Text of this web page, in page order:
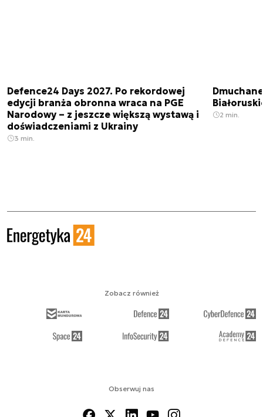
Defence24 Days 2027. Po rekordowej
edycji branża obronna wraca na PGE
Narodowy – z jeszcze większą wystawą i
doświadczeniami z Ukrainy
3 min.
2 min.
Obserwuj nas
Zobacz również